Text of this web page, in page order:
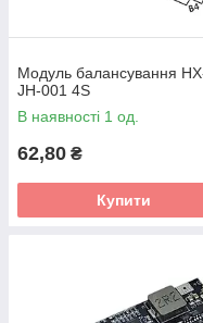
Модуль балансування
JH-001 4S
В наявності 1 од.
62,80 ₴
Купити